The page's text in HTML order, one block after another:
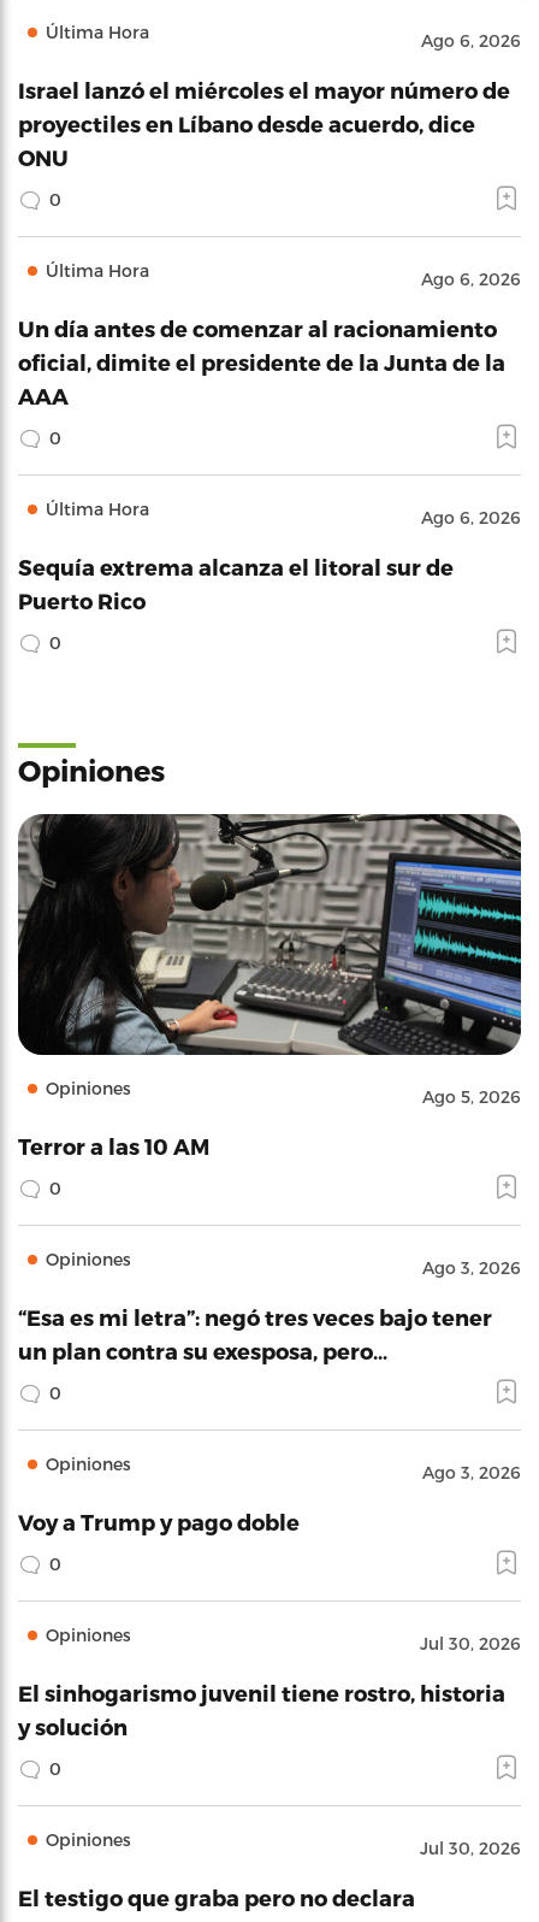
Última Hora Ago 6, 2026
Israel lanzó el miércoles el mayor número de
proyectiles en Líbano desde acuerdo, dice
ONU
0
Última Hora Ago 6, 2026
Un día antes de comenzar al racionamiento
oficial, dimite el presidente de la Junta de la
AAA
0
Última Hora Ago 6, 2026
Sequía extrema alcanza el litoral sur de
Puerto Rico
0
Opiniones
Opiniones Ago 5, 2026
Terror a las 10 AM
0
Opiniones Ago 3, 2026
“Esa es mi letra”: negó tres veces bajo tener
un plan contra su exesposa, pero…
0
Opiniones Ago 3, 2026
Voy a Trump y pago doble
0
Opiniones Jul 30, 2026
El sinhogarismo juvenil tiene rostro, historia
y solución
0
Opiniones Jul 30, 2026
El testigo que graba pero no declara